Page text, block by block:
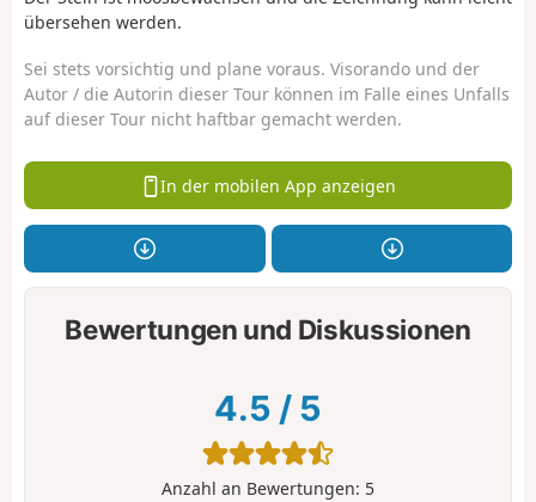
übersehen werden.
Sei stets vorsichtig und plane voraus. Visorando und der
Autor / die Autorin dieser Tour können im Falle eines Unfalls
auf dieser Tour nicht haftbar gemacht werden.
In der mobilen App anzeigen
Bewertungen und Diskussionen
4.5 / 5
Anzahl an Bewertungen: 5